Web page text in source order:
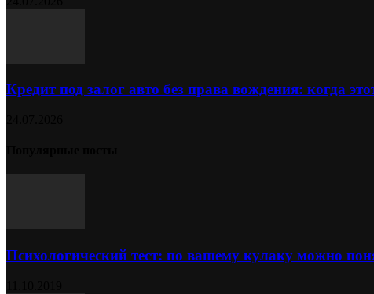
Кредит под залог авто без права вождения: когда
Психологический тест: по вашему кулаку можно